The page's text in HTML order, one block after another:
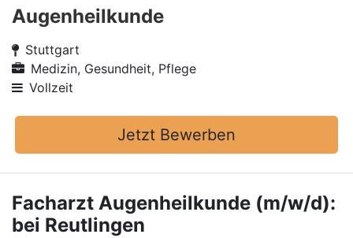
Augenheilkunde
Stuttgart
Medizin, Gesundheit, Pflege
Vollzeit
Jetzt Bewerben
Facharzt Augenheilkunde (m/w/d):
bei Reutlingen